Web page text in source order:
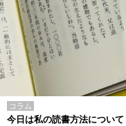
コラム
今日は私の読書方法について